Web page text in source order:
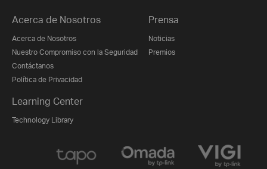
Acerca de Nosotros
Acerca de Nosotros
Nuestro Compromiso con la Seguridad
Contáctanos
Política de Privacidad
Prensa
Noticias
Premios
Learning Center
Technology Library